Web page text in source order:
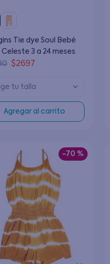
Tie dye Soul Bebé
Celeste 3 a 24 meses
$2697
tu talla
Agregar al carrito
-70 %